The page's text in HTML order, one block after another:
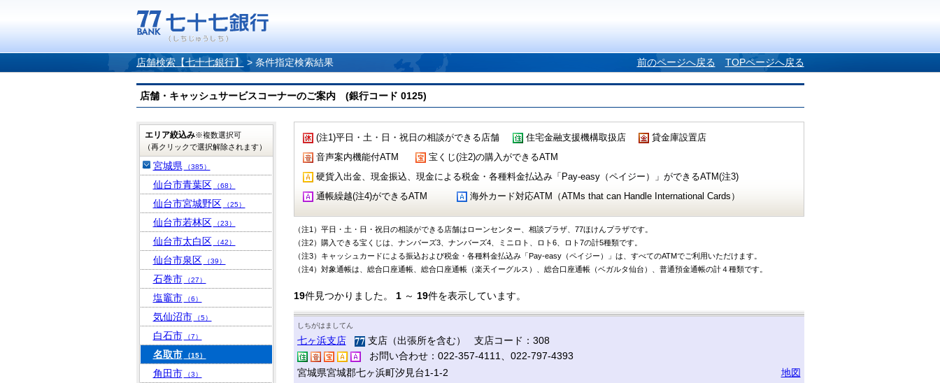
店舗検索【七十七銀行】 > 条件指定検索結果 前のページへ戻る TOPページへ戻る
店舗・キャッシュサービスコーナーのご案内 (銀行コード 0125)
(注1)平日・土・日・祝日の相談ができる店舗 住宅金融支援機構取扱店
貸金庫設置店
音声案内機能付ATM
宝くじ(注2)の購入ができるATM
硬貨入出金、現金振込、現金による税金・各種料金払込み「Pay-easy（ペイジー）」ができるATM(注3)
通帳繰越(注4)ができるATM
海外カード対応ATM（ATMs that can Handle International Cards）
（注1）平日・土・日・祝日の相談ができる店舗はローンセンター、相談プラザ、77ほけんプラザです。
（注2）購入できる宝くじは、ナンバーズ3、ナンバーズ4、ミニロト、ロト6、ロト7の計5種類です。
（注3）キャッシュカードによる振込および税金・各種料金払込み「Pay-easy（ペイジー）」は、すべてのATMでご利用いただけます。
（注4）対象通帳は、総合口座通帳、総合口座通帳（楽天イーグルス）、総合口座通帳（ベガルタ仙台）、普通預金通帳の計４種類です。
19件見つかりました。 1～ 19件を表示しています。
しちがはましてん
七ヶ浜支店
支店（出張所を含む） 支店コード：308
お問い合わせ：022-357-4111、022-797-4393
宮城県宮城郡七ヶ浜町汐見台1-1-2
地図
エリア絞込み※複数選択可
（再クリックで選択解除されます）
宮城県 （385）
仙台市青葉区 （68）
仙台市宮城野区 （25）
仙台市若林区 （23）
仙台市太白区 （42）
仙台市泉区 （39）
石巻市 （27）
塩竈市 （6）
気仙沼市 （5）
白石市 （7）
名取市 （15）
角田市 （3）